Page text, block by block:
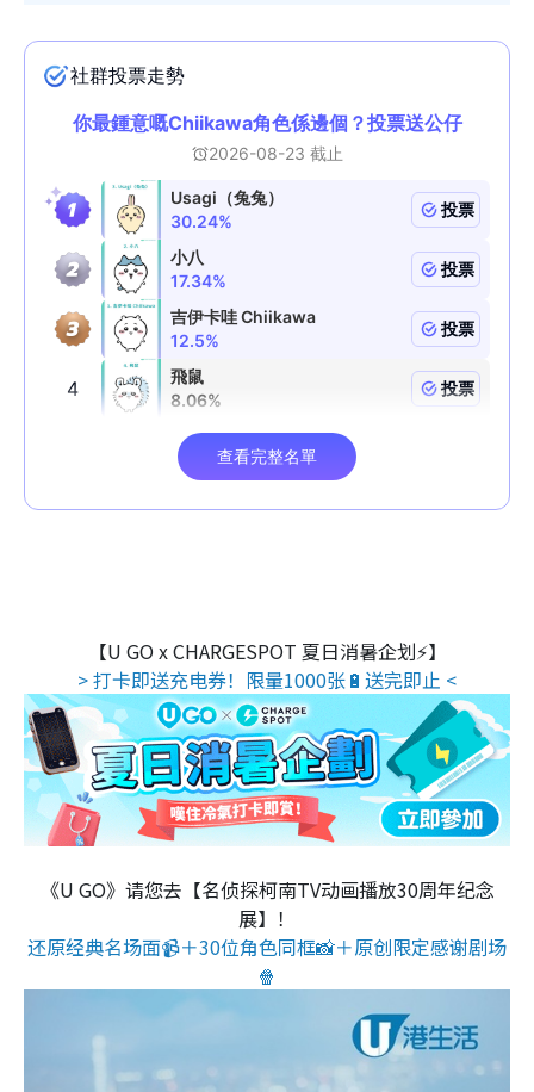
【U GO x CHARGESPOT 夏日消暑企划⚡】
> 打卡即送充电券！限量1000张🔋送完即止 <
《U GO》请您去【名侦探柯南TV动画播放30周年纪念
展】！
还原经典名场面📹＋30位角色同框📸＋原创限定感谢剧场
🍿